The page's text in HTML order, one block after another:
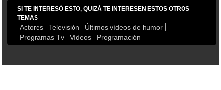
SI TE INTERESÓ ESTO, QUIZÁ TE INTERESEN ESTOS OTROS
TEMAS
Actores Televisión
Últimos vídeos de humor
Programas Tv
Vídeos Programación